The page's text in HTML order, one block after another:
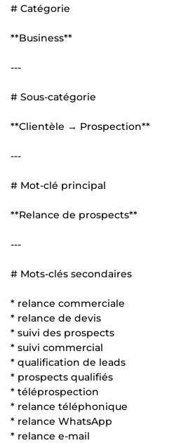
# Catégorie
**Business**
---
# Sous-catégorie
**Clientèle → Prospection**
---
# Mot-clé principal
**Relance de prospects**
---
# Mots-clés secondaires
* relance commerciale
* relance de devis
* suivi des prospects
* suivi commercial
* qualification de leads
* prospects qualifiés
* téléprospection
* relance téléphonique
* relance WhatsApp
* relance e-mail